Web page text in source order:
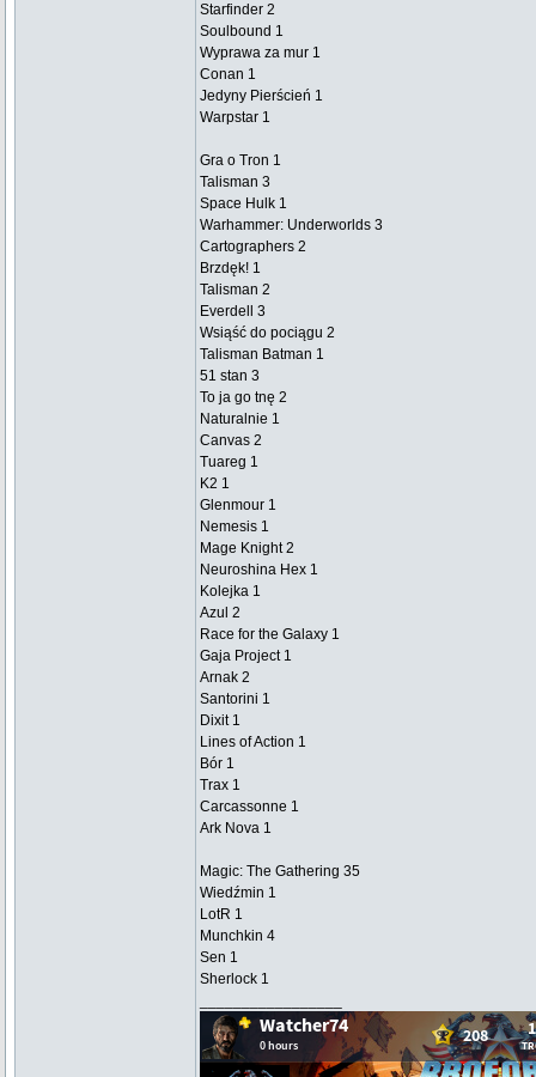
Starfinder 2
Soulbound 1
Wyprawa za mur 1
Conan 1
Jedyny Pierścień 1
Warpstar 1
Gra o Tron 1
Talisman 3
Space Hulk 1
Warhammer: Underworlds 3
Cartographers 2
Brzdęk! 1
Talisman 2
Everdell 3
Wsiąść do pociągu 2
Talisman Batman 1
51 stan 3
To ja go tnę 2
Naturalnie 1
Canvas 2
Tuareg 1
K2 1
Glenmour 1
Nemesis 1
Mage Knight 2
Neuroshina Hex 1
Kolejka 1
Azul 2
Race for the Galaxy 1
Gaja Project 1
Arnak 2
Santorini 1
Dixit 1
Lines of Action 1
Bór 1
Trax 1
Carcassonne 1
Ark Nova 1
Magic: The Gathering 35
Wiedźmin 1
LotR 1
Munchkin 4
Sen 1
Sherlock 1